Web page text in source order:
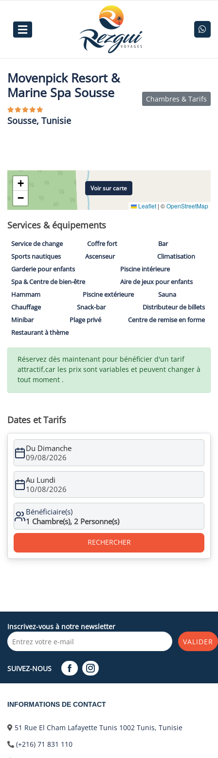
Movenpick Resort &
Marine Spa Sousse
Sousse, Tunisie
Chambres & Tarifs
+
−
Leaflet | ©OpenStreetMap
Voir sur carte
Services & équipements
Service de change Coffre fort
Bar
Sports nautiques
Ascenseur
Climatisation
Garderie pour enfants
Piscine intérieure
Spa & Centre de bien-être
Aire de jeux pour enfants
Hammam
Piscine extérieure
Sauna
Chauffage
Snack-bar
Distributeur de billets
Minibar
Plage privé
Centre de remise en forme
Restaurant à thème
Réservez dès maintenant pour bénéficier d'un tarif
attractif,car les prix sont variables et peuvent changer à
tout moment .
Dates et Tarifs
Du Dimanche
09/08/2026
Au Lundi
10/08/2026
Bénéficiaire(s)
1 Chambre(s), 2 Personne(s)
RECHERCHER
Inscrivez-vous à notre newsletter
VALIDER
SUIVEZ-NOUS
INFORMATIONS DE CONTACT
51 Rue El Cham Lafayette Tunis 1002 Tunis, Tunisie
(+216) 71 831 110